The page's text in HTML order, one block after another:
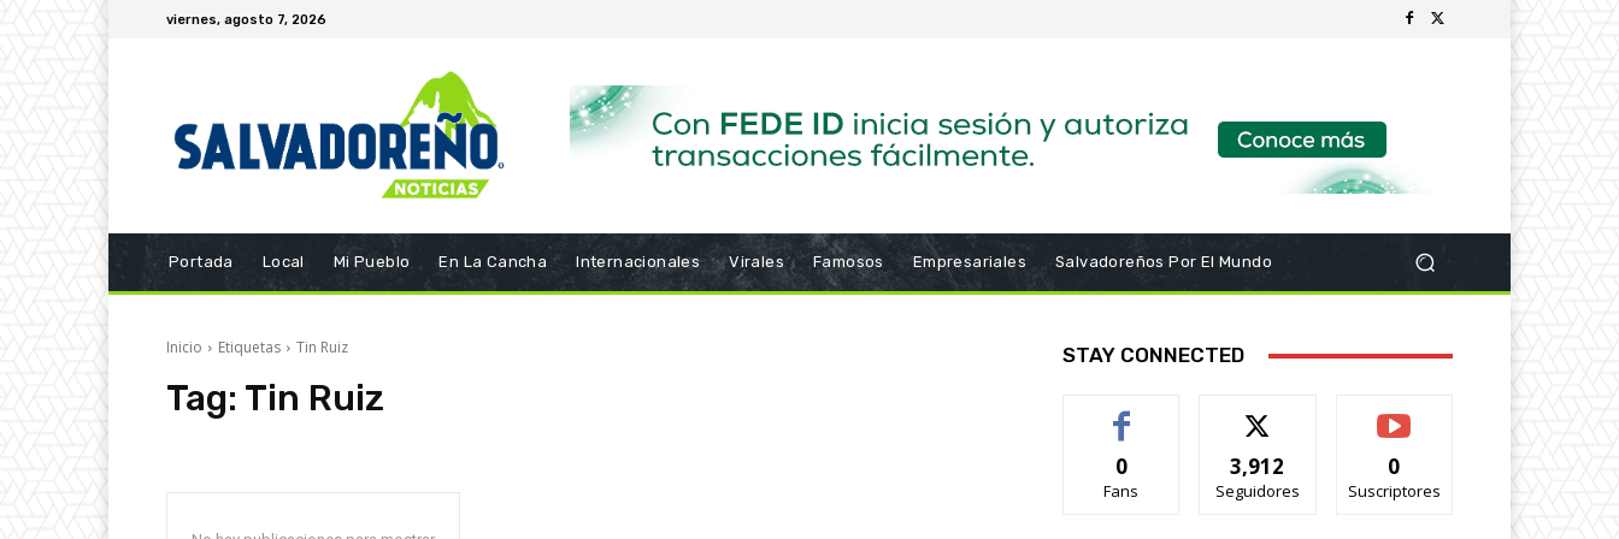
viernes, agosto 7, 2026
Portada Local Mi Pueblo En La Cancha Internacionales Virales Famosos Empresariales Salvadoreños Por El Mundo
Inicio Etiquetas Tin Ruiz
Tag: Tin Ruiz
STAY CONNECTED
0
Fans
3,912
Seguidores
0
Suscriptores